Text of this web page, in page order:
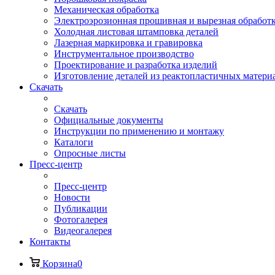
Механическая обработка
Электроэрозионная прошивная и вырезная
Холодная листовая штамповка деталей
Лазерная маркировка и гравировка
Инструментальное производство
Проектирование и разработка изделий
Изготовление деталей из реактопластичных
Скачать
Скачать
Официальные документы
Инструкции по применению и монтажу
Каталоги
Опросные листы
Пресс-центр
Пресс-центр
Новости
Публикации
Фотогалерея
Видеогалерея
Контакты
Корзина0